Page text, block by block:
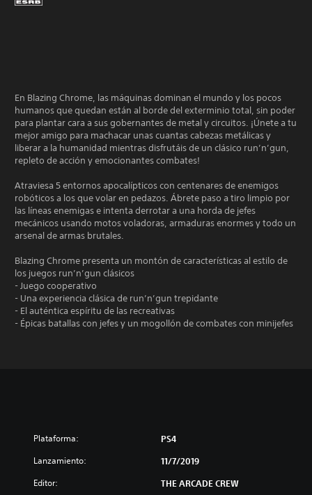
En Blazing Chrome, las máquinas dominan el mundo y los pocos
humanos que quedan están al borde del exterminio total, sin poder
para plantar cara a sus gobernantes de metal y circuitos. ¡Únete a tu
mejor amigo para machacar unas cuantas cabezas metálicas y
liberar a la humanidad mientras disfrutáis de un clásico run’n’gun,
repleto de acción y emocionantes combates!
Atraviesa 5 entornos apocalípticos con centenares de enemigos
robóticos a los que volar en pedazos. Ábrete paso a tiro limpio por
las líneas enemigas e intenta derrotar a una horda de jefes
mecánicos usando motos voladoras, armaduras enormes y todo un
arsenal de armas brutales.
Blazing Chrome presenta un montón de características al estilo de
los juegos run’n’gun clásicos
- Juego cooperativo
- Una experiencia clásica de run’n’gun trepidante
- El auténtica espíritu de las recreativas
- Épicas batallas con jefes y un mogollón de combates con minijefes
Plataforma: PS4
Lanzamiento: 11/7/2019
Editor: THE ARCADE CREW